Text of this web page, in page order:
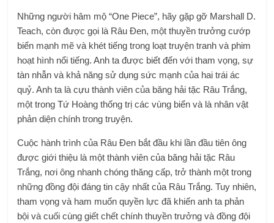
Những người hâm mộ “One Piece”, hãy gặp gỡ Marshall D.
Teach, còn được gọi là Râu Đen, một thuyền trưởng cướp
biển mạnh mẽ và khét tiếng trong loạt truyện tranh và phim
hoạt hình nổi tiếng. Anh ta được biết đến với tham vọng, sự
tàn nhẫn và khả năng sử dụng sức mạnh của hai trái ác
quỷ. Anh ta là cựu thành viên của băng hải tặc Râu Trắng,
một trong Tứ Hoàng thống trị các vùng biển và là nhân vật
phản diện chính trong truyện.
Cuộc hành trình của Râu Đen bắt đầu khi lần đầu tiên ông
được giới thiệu là một thành viên của băng hải tặc Râu
Trắng, nơi ông nhanh chóng thăng cấp, trở thành một trong
những đồng đội đáng tin cậy nhất của Râu Trắng. Tuy nhiên,
tham vọng và ham muốn quyền lực đã khiến anh ta phản
bội và cuối cùng giết chết chính thuyền trưởng và đồng đội